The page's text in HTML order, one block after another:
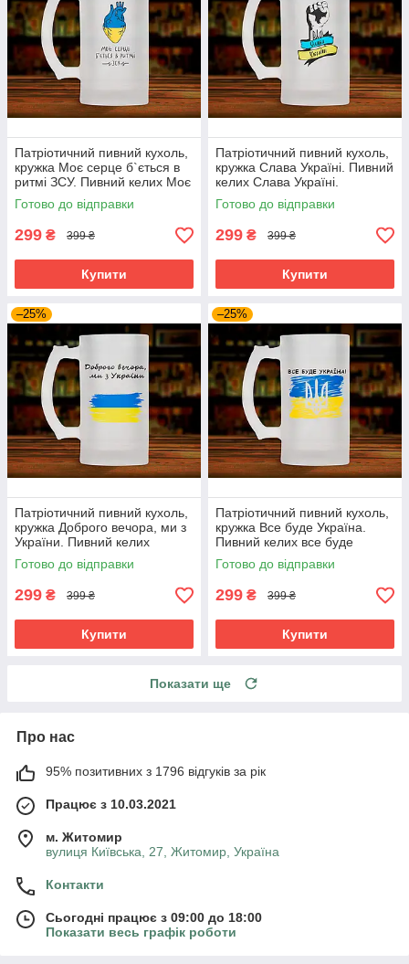
Патріотичний пивний кухоль,
кружка Моє серце б`ється в
ритмі ЗСУ. Пивний келих Моє
серце б`ється в ритмі ЗСУ.
Готово до відправки
299 ₴ 399 ₴
Купити
Патріотичний пивний кухоль,
кружка Слава Україні. Пивний
келих Слава Україні.
Готово до відправки
299 ₴ 399 ₴
Купити
–25%
Патріотичний пивний кухоль,
кружка Доброго вечора, ми з
України. Пивний келих
Доброго вечора, ми з України
Готово до відправки
299 ₴ 399 ₴
Купити
–25%
Патріотичний пивний кухоль,
кружка Все буде Україна.
Пивний келих все буде
Україна
Готово до відправки
299 ₴ 399 ₴
Купити
Показати ще
Про нас
95% позитивних з 1796 відгуків за рік
Працює з 10.03.2021
м. Житомир
вулиця Київська, 27, Житомир, Україна
Контакти
Сьогодні працює з 09:00 до 18:00
Показати весь графік роботи